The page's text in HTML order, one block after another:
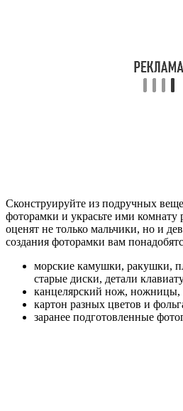
Сконструируйте из подручных
фоторамки и украсьте ими комнату
оценят не только мальчики, но и
создания фоторамки вам
морские камушки, ракушки,
старые диски, детали
канцелярский нож, ножницы,
картон разных цветов и
заранее подготовленные